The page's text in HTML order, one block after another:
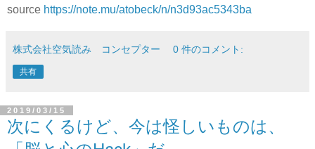
source https://note.mu/atobeck/n/n3d93ac5343ba
株式会社空気読み コンセプター 0 件のコメント:
共有
2019/03/15
次にくるけど、今は怪しいものは、